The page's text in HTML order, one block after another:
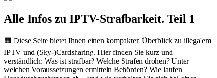
Alle Infos zu IPTV-Strafbarkeit. Teil 1
🟧 Diese Seite bietet Ihnen einen kompakten Überblick zu illegalem
IPTV und (Sky-)Cardsharing. Hier finden Sie kurz und
verständlich: Was ist strafbar? Welche Strafen drohen? Unter
welchen Voraussetzungen ermitteln Behörden? Wie laufen